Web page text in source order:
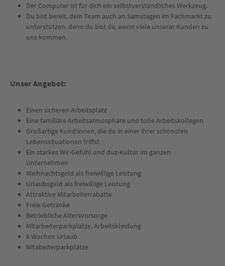
Der Computer ist für dich ein selbstverständliches Werkzeug.
Du bist bereit, dein Team auch an Samstagen im Fachmarkt zu
unterstützen, denn du bist da, wenn viele unserer Kunden zu
uns kommen.
Unser Angebot:
Einen sicheren Arbeitsplatz
Eine familiäre Arbeitsatmosphäre und tolle Arbeitskollegen
Großartige Kund:innen, die du in einer ihrer schönsten
Lebenssituationen triffst
Ein starkes Wir-Gefühl und duz-Kultur im ganzen
Unternehmen
Weihnachtsgeld als freiwillige Leistung
Urlaubsgeld als freiwillige Leistung
Attraktive Mitarbeiterrabatte
Freie Getränke
Betriebliche Altersvorsorge
Mitarbeiterparkplätze, Arbeitskleidung
6 Wochen Urlaub
Mitabeiterparkplätze